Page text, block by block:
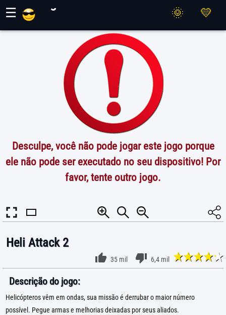
☰
Desculpe, você não pode jogar este jogo porque
ele não pode ser executado no seu dispositivo! Por
favor, tente outro jogo.
Heli Attack 2
35 mil 6,4 mil
Descrição do jogo:
Helicópteros vêm em ondas, sua missão é derrubar o maior número
possível. Pegue armas e melhorias deixadas por seus aliados.